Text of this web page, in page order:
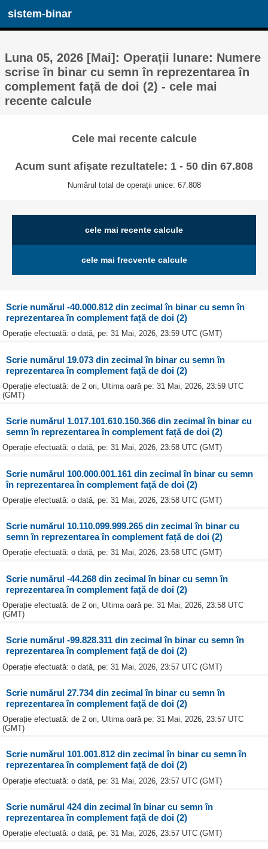
sistem-binar
Luna 05, 2026 [Mai]: Operații lunare: Numere
scrise în binar cu semn în reprezentarea în
complement față de doi (2) - cele mai
recente calcule
Cele mai recente calcule
Acum sunt afișate rezultatele: 1 - 50 din 67.808
Numărul total de operații unice: 67.808
cele mai recente calcule
cele mai frecvente calcule
Scrie numărul -40.000.812 din zecimal în binar cu semn în
reprezentarea în complement față de doi (2)
Operație efectuată: o dată, pe: 31 Mai, 2026, 23:59 UTC (GMT)
Scrie numărul 19.073 din zecimal în binar cu semn în
reprezentarea în complement față de doi (2)
Operație efectuată: de 2 ori, Ultima oară pe: 31 Mai, 2026, 23:59 UTC
(GMT)
Scrie numărul 1.017.101.610.150.366 din zecimal în binar cu
semn în reprezentarea în complement față de doi (2)
Operație efectuată: o dată, pe: 31 Mai, 2026, 23:58 UTC (GMT)
Scrie numărul 100.000.001.161 din zecimal în binar cu semn
în reprezentarea în complement față de doi (2)
Operație efectuată: o dată, pe: 31 Mai, 2026, 23:58 UTC (GMT)
Scrie numărul 10.110.099.999.265 din zecimal în binar cu
semn în reprezentarea în complement față de doi (2)
Operație efectuată: o dată, pe: 31 Mai, 2026, 23:58 UTC (GMT)
Scrie numărul -44.268 din zecimal în binar cu semn în
reprezentarea în complement față de doi (2)
Operație efectuată: de 2 ori, Ultima oară pe: 31 Mai, 2026, 23:58 UTC
(GMT)
Scrie numărul -99.828.311 din zecimal în binar cu semn în
reprezentarea în complement față de doi (2)
Operație efectuată: o dată, pe: 31 Mai, 2026, 23:57 UTC (GMT)
Scrie numărul 27.734 din zecimal în binar cu semn în
reprezentarea în complement față de doi (2)
Operație efectuată: de 2 ori, Ultima oară pe: 31 Mai, 2026, 23:57 UTC
(GMT)
Scrie numărul 101.001.812 din zecimal în binar cu semn în
reprezentarea în complement față de doi (2)
Operație efectuată: o dată, pe: 31 Mai, 2026, 23:57 UTC (GMT)
Scrie numărul 424 din zecimal în binar cu semn în
reprezentarea în complement față de doi (2)
Operație efectuată: o dată, pe: 31 Mai, 2026, 23:57 UTC (GMT)